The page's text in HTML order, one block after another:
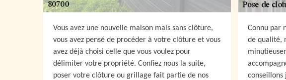
Vous avez une nouvelle maison mais sans clôture,
vous avez pensé de procéder à votre clôture et vous
avez déjà choisi celle que vous voulez pour
délimiter votre propriété. Confiez nous la suite,
poser votre clôture ou grillage fait partie de nos
Connu par
de qualité,
conseillons